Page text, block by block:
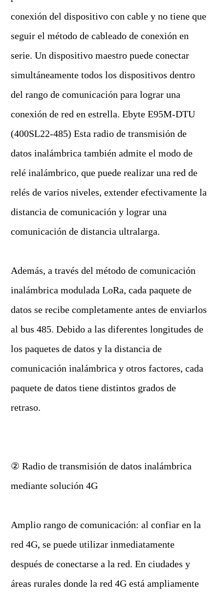
conexión del dispositivo con cable y no tiene que
seguir el método de cableado de conexión en
serie. Un dispositivo maestro puede conectar
simultáneamente todos los dispositivos dentro
del rango de comunicación para lograr una
conexión de red en estrella. Ebyte E95M-DTU
(400SL22-485) Esta radio de transmisión de
datos inalámbrica también admite el modo de
relé inalámbrico, que puede realizar una red de
relés de varios niveles, extender efectivamente la
distancia de comunicación y lograr una
comunicación de distancia ultralarga.
Además, a través del método de comunicación
inalámbrica modulada LoRa, cada paquete de
datos se recibe completamente antes de enviarlos
al bus 485. Debido a las diferentes longitudes de
los paquetes de datos y la distancia de
comunicación inalámbrica y otros factores, cada
paquete de datos tiene distintos grados de
retraso.
② Radio de transmisión de datos inalámbrica
mediante solución 4G
Amplio rango de comunicación: al confiar en la
red 4G, se puede utilizar inmediatamente
después de conectarse a la red. En ciudades y
áreas rurales donde la red 4G está ampliamente